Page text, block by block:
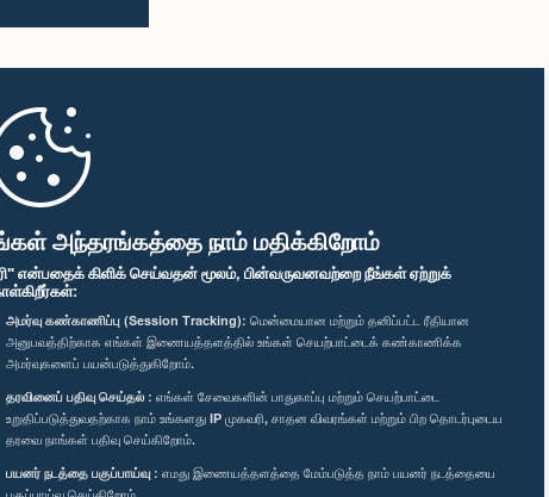
அந்தரங்கத்தை நாம் மதிக்கிறோம்
என்பதைக் கிளிக் செய்வதன் மூலம், பின்வருவனவற்றை நீங்கள் ஏற்றுக்
அமர்வு கண்காணிப்பு (Session Tracking): மென்மையான மற்றும் தனிப்பட்ட ரீதியான
அனுபவத்திற்காக எங்கள் இணையத்தளத்தில் உங்கள் செயற்பாட்டைக் கண்காணிக்க
அமர்வுகளைப் பயன்படுத்துகிறோம்.
தரவினைப் பதிவு செய்தல் : எங்கள் சேவைகளின் பாதுகாப்பு மற்றும் செயற்பாட்டை
உறுதிப்படுத்துவதற்காக நாம் உங்களது IP முகவரி, சாதன விவரங்கள் மற்றும் பிற தொடர்புடைய
தரவை நாங்கள் பதிவு செய்கிறோம்.
பயனர் நடத்தை பகுப்பாய்வு : எமது இணையத்தளத்தை மேம்படுத்த நாம் பயனர் நடத்தையை